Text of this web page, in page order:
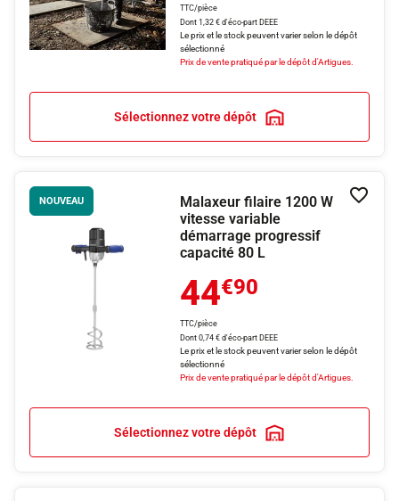
TTC/pièce
Dont 1,32 € d'éco-part DEEE
Le prix et le stock peuvent varier selon le dépôt
sélectionné
Prix de vente pratiqué par le dépôt d'Artigues.
Sélectionnez votre dépôt
NOUVEAU
Malaxeur filaire 1200 W
vitesse variable
démarrage progressif
capacité 80 L
44€90
TTC/pièce
Dont 0,74 € d'éco-part DEEE
Le prix et le stock peuvent varier selon le dépôt
sélectionné
Prix de vente pratiqué par le dépôt d'Artigues.
Sélectionnez votre dépôt